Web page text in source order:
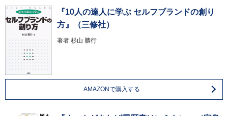
『10人の達人に学ぶ セルフブランドの創り
方』（三修社）
著者 杉山 勝行
AMAZONで購入する